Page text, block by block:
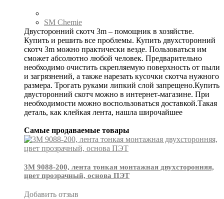
SM Chemie
Двусторонний скотч 3m – помощник в хозяйстве.
Купить и решить все проблемы. Купить двухсторонний
скотч 3m можно практически везде. Пользоваться им
сможет абсолютно любой человек. Предварительно
необходимо очистить скрепляемую поверхность от пыли
и загрязнений, а также нарезать кусочки скотча нужного
размера. Трогать руками липкий слой запрещено.Купить
двусторонний скотч можно в интернет-магазине. При
необходимости можно воспользоваться доставкой.Такая
деталь, как клейкая лента, нашла широчайшее
Самые продаваемые товары
3М 9088-200, лента тонкая монтажная двухсторонняя,
цвет прозрачный, основа ПЭТ
Добавить отзыв